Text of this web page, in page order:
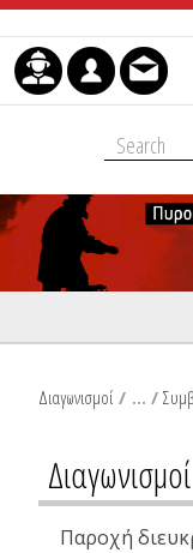
Skip to Content
Διαγωνισμοί /
Διαγωνισμοί
Παροχή